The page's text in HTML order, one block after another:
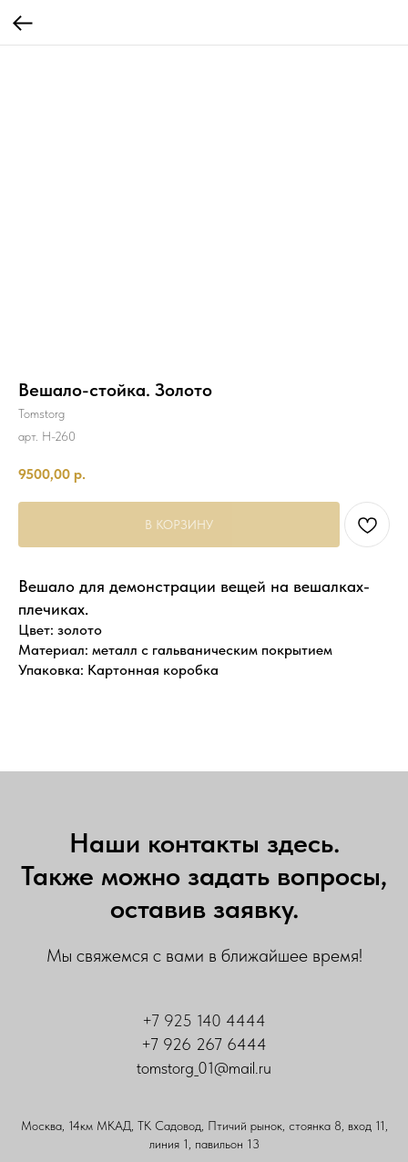
Вешало-стойка. Золото
Tomstorg
арт. H-260
9500,00 р.
В КОРЗИНУ
Вешало для демонстрации вещей на вешалках-
плечиках.
Цвет: золото
Материал: металл с гальваническим покрытием
Упаковка: Картонная коробка
Наши контакты здесь.
Также можно задать вопросы,
оставив заявку.
Мы свяжемся с вами в ближайшее время!
+7 925 140 4444
+7 926 267 6444
tomstorg_01@mail.ru
Москва, 14км МКАД, ТК Садовод, Птичий рынок, стоянка 8, вход 11,
линия 1, павильон 13